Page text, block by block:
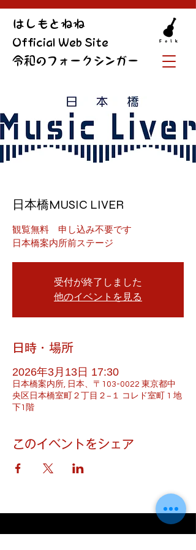
令和のフォークシンガー
​はしもとねね
Official Web Site
日本橋MUSIC LIVER
観覧無料 申し込み不要です
日本橋案内所前ステージ
受付が終了しました
他のイベントを見る
日時・場所
2026年3月13日 17:30
日本橋案内所, 日本、〒103-0022 東京都中
央区日本橋室町２丁目２−１ コレド室町 1 地
下1階
このイベントをシェア